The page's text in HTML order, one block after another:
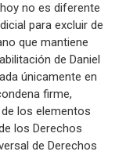
no es diferente
para excluir de
que mantiene
de Daniel
únicamente en
firme,
los elementos
los Derechos
de Derechos